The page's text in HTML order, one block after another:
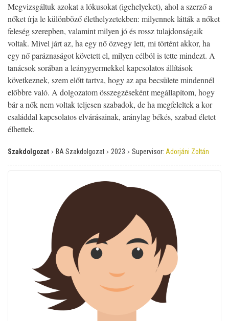
Megvizsgáltuk azokat a lókusokat (igehelyeket), ahol a szerző a
nőket írja le különböző élethelyzetekben: milyennek látták a nőket
feleség szerepben, valamint milyen jó és rossz tulajdonságaik
voltak. Mivel járt az, ha egy nő özvegy lett, mi történt akkor, ha
egy nő paráznaságot követett el, milyen célból is tette mindezt. A
tanácsok sorában a leánygyermekkel kapcsolatos állítások
következnek, szem előtt tartva, hogy az apa becsülete mindennél
előbbre való. A dolgozatom összegzéseként megállapítom, hogy
bár a nők nem voltak teljesen szabadok, de ha megfeleltek a kor
családdal kapcsolatos elvárásainak, aránylag békés, szabad életet
élhettek.
Szakdolgozat › BA Szakdolgozat › 2023 › Supervisor: Adorjáni Zoltán